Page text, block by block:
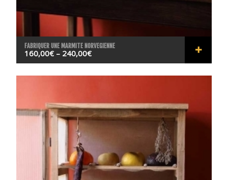
FABRIQUER UNE MARMITE NORVEGIENNE
160,00€– 240,00€
RÉSER